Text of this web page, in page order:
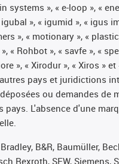
systems », « e-loop », «
», « igumid », « igus
», « motionary », «
« Rohbot », « savfe », «
», « Xirodur », « Xiros »
pays et juridictions
ou demandes de
L'absence d'une
B&R, Baumüller,
Rexroth, SEW,